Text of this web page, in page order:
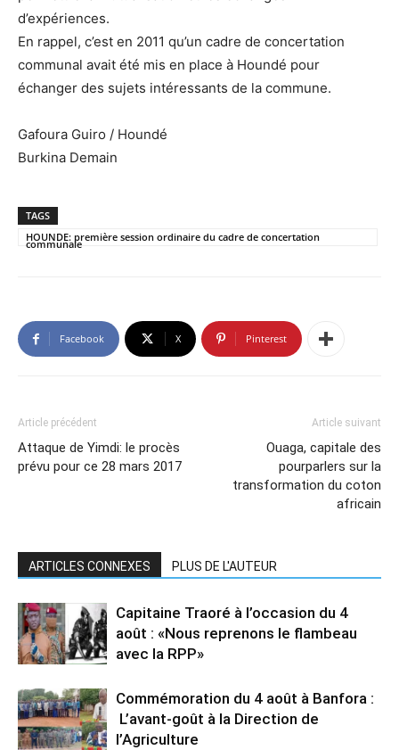
d’expériences.
En rappel, c’est en 2011 qu’un cadre de concertation
communal avait été mis en place à Houndé pour
échanger des sujets intéressants de la commune.
Gafoura Guiro / Houndé
Burkina Demain
TAGS
HOUNDE: première session ordinaire du cadre de concertation
communale
Facebook X Pinterest
Article précédent
Attaque de Yimdi: le procès
prévu pour ce 28 mars 2017
Article suivant
Ouaga, capitale des
pourparlers sur la
transformation du coton
africain
ARTICLES CONNEXES PLUS DE L'AUTEUR
Capitaine Traoré à l’occasion du 4
août : «Nous reprenons le flambeau
avec la RPP»
Commémoration du 4 août à Banfora :
L’avant-goût à la Direction de
l’Agriculture